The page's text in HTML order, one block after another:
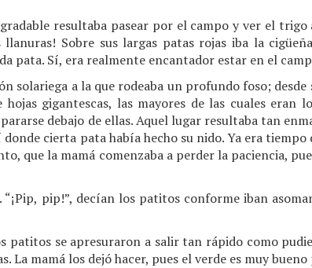
resultaba pasear por el campo y ver el
Sobre sus largas patas rojas iba la
pata. Sí, era realmente encantador estar en el
solariega a la que rodeaba un profundo foso; desde
gigantescas, las mayores de las cuales eran
debajo de ellas. Aquel lugar resultaba tan
cierta pata había hecho su nido. Ya era tiempo
que la mamá comenzaba a perder la paciencia,
pip!”, decían los patitos conforme iban
patitos se apresuraron a salir tan rápido como
La mamá los dejó hacer, pues el verde es muy